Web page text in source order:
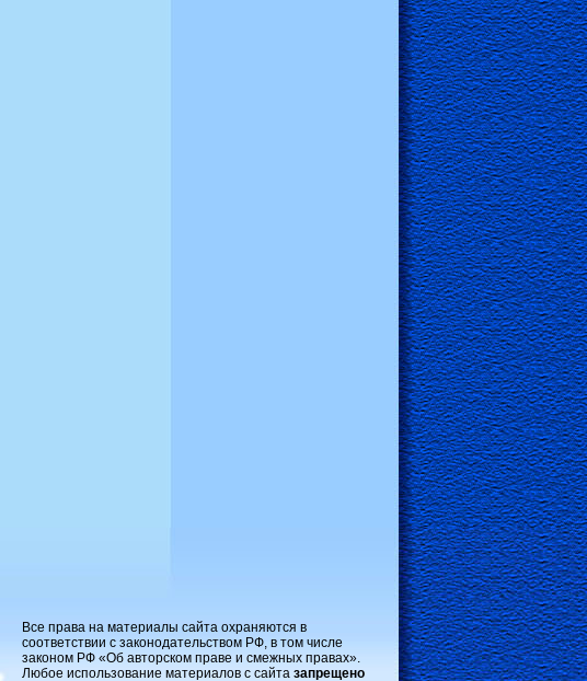
Все права на материалы сайта охраняются в
соответствии с законодательством РФ, в том числе
законом РФ «Об авторском праве и смежных правах».
Любое использование материалов с сайта запрещено